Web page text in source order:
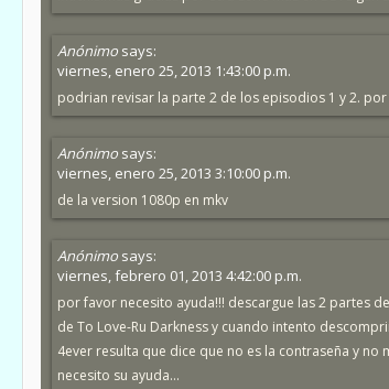
Anónimo says:
viernes, enero 25, 2013 1:43:00 p.m.
podrian revisar la parte 2 de los episodios 1 y 2.
Anónimo says:
viernes, enero 25, 2013 3:10:00 p.m.
de la version 1080p en mkv
Anónimo says:
viernes, febrero 01, 2013 4:42:00 p.m.
por favor necesito ayuda!!! descargue las 2 partes
de To Love-Ru Darkness y cuando intento
4ever resulta que dice que no es la contraseña y
necesito su ayuda...